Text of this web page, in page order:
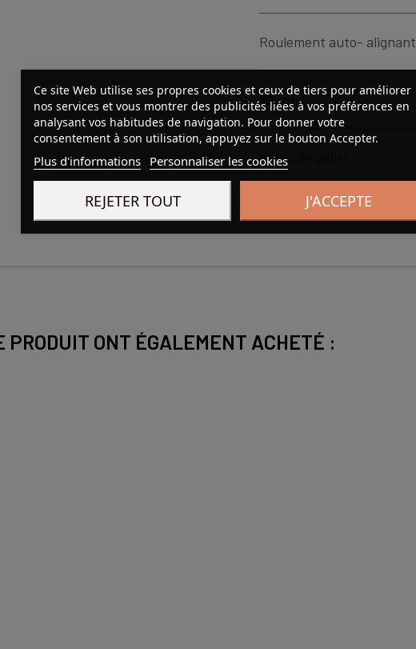
Roulement auto- alignant
Marque
corps de palier
ONT ÉGALEMENT ACHETÉ :
Ce site Web utilise ses propres cookies et ceux de tiers pour améliorer
nos services et vous montrer des publicités liées à vos préférences en
analysant vos habitudes de navigation. Pour donner votre
consentement à son utilisation, appuyez sur le bouton Accepter.
Plus d'informations Personnaliser les cookies
REJETER TOUT J'ACCEPTE